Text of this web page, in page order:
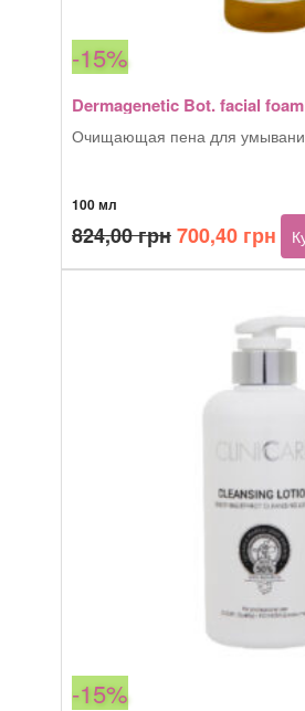
-15%
Dermagenetic Bot. facial
Очищающая пена для
100 мл
824,00грн
цена
700,40 грн
-15%